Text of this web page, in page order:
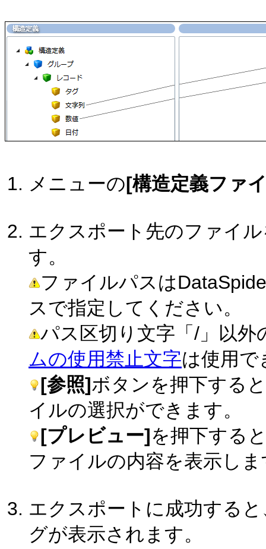
メニューの[構造定義ファ
エクスポート先のファイ
す。
ファイルパスは
スで指定してください。
パス区切り文字「/」以外
ムの使用禁止文字は使用で
[参照]ボタンを押下する
イルの選択ができます。
[プレビュー]を押下する
ファイルの内容を表示しま
エクスポートに成功する
グが表示されます。